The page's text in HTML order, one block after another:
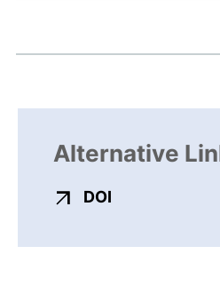
Alternative
DOI